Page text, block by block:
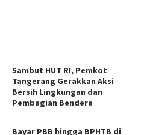
Sambut HUT RI, Pemkot
Tangerang Gerakkan Aksi
Bersih Lingkungan dan
Pembagian Bendera
Bayar PBB hingga BPHTB di